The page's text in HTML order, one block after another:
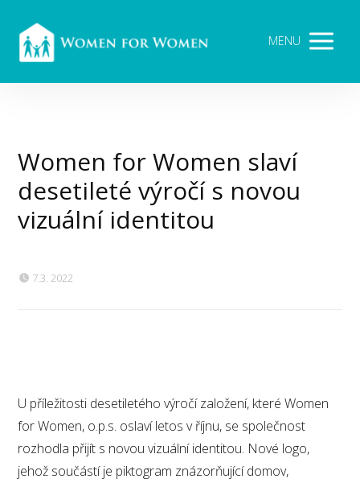
MENU
Women for Women slaví
desetileté výročí s novou
vizuální identitou
7.3. 2022
U příležitosti desetiletého výročí založení, které Women
for Women, o.p.s. oslaví letos v říjnu, se společnost
rozhodla přijít s novou vizuální identitou. Nové logo,
jehož součástí je piktogram znázorňující domov,